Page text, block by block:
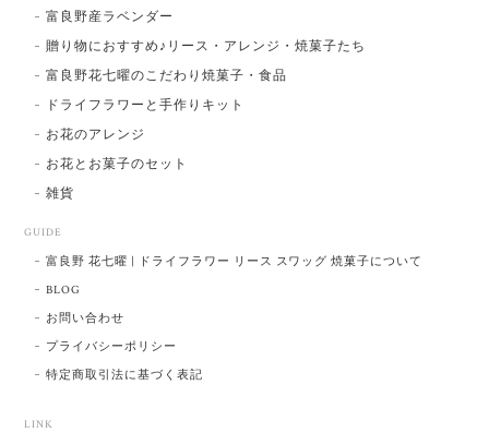
富良野産ラベンダー
贈り物におすすめ♪リース・アレンジ・焼菓子たち
富良野花七曜のこだわり焼菓子・食品
ドライフラワーと手作りキット
お花のアレンジ
お花とお菓子のセット
雑貨
GUIDE
富良野 花七曜 | ドライフラワー リース スワッグ 焼菓子について
BLOG
お問い合わせ
プライバシーポリシー
特定商取引法に基づく表記
LINK